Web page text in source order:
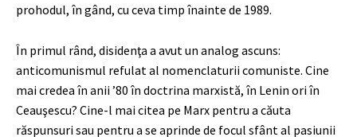
prohodul, în gând, cu ceva timp înainte de 1989.
În primul rând, disidenţa a avut un analog ascuns:
anticomunismul refulat al nomenclaturii comuniste. Cine
mai credea în anii ’80 în doctrina marxistă, în Lenin ori în
Ceauşescu? Cine-l mai citea pe Marx pentru a căuta
răspunsuri sau pentru a se aprinde de focul sfânt al pasiunii